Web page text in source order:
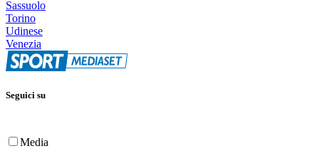
Sassuolo
Torino
Udinese
Venezia
Seguici su
Media